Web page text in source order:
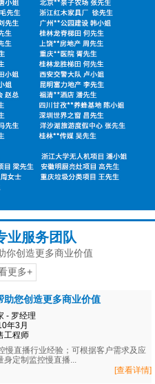
业服务团队
你创造更多商业价值
更多+
助您创造更多商业价值
- 罗经理
年3月
工程师
慢直播行业经验；可根据客户需求及应
定制监控慢直播...
[查看详情]